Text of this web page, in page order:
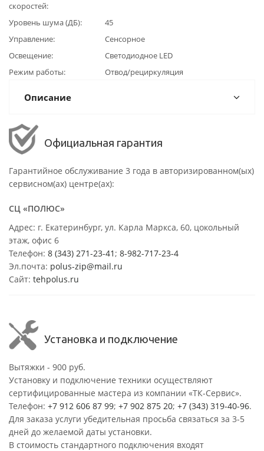
скоростей
Уровень шума (ДБ)
45
Управление
Сенсорное
Освещение
Светодиодное LED
Режим работы
Отвод/рециркуляция
Описание
Официальная гарантия
Гарантийное обслуживание 3 года в авторизированном(ых)
сервисном(ах) центре(ах):
СЦ «ПОЛЮС»
Адрес: г. Екатеринбург, ул. Карла Маркса, 60, цокольный
этаж, офис 6
Телефон: 8 (343) 271-23-41 ; 8-982-717-23-4
Эл.почта: polus-zip@mail.ru
Сайт: tehpolus.ru
Установка и подключение
Вытяжки - 900 руб.
Установку и подключение техники осуществляют
сертифицированные мастера из компании «ТК-Сервис».
Телефон: +7 912 606 87 99; +7 902 875 20; +7 (343) 319-40-96.
Для заказа услуги убедительная просьба связаться за 3-5
дней до желаемой даты установки.
В стоимость стандартного подключения входят